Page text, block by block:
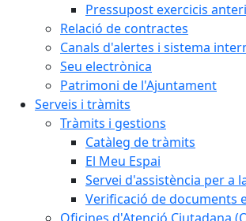
Pressupost exercicis
Relació de contractes
Canals d'alertes i sistema
Seu electrònica
Patrimoni de l'Ajuntament
Serveis i tràmits
Tràmits i gestions
Catàleg de tràmits
El Meu Espai
Servei d'assistència per a
Verificació de documents